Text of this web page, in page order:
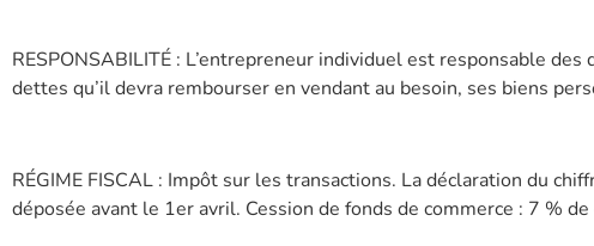
RESPONSABILITÉ : L’entrepreneur individuel est responsable
dettes qu’il devra rembourser en vendant au besoin, ses biens
RÉGIME FISCAL : Impôt sur les transactions. La déclaration du
déposée avant le 1er avril. Cession de fonds de commerce : 7 %